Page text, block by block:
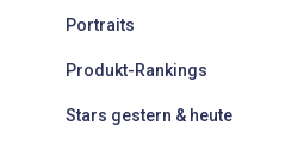
Portraits
Produkt-Rankings
Stars gestern & heute